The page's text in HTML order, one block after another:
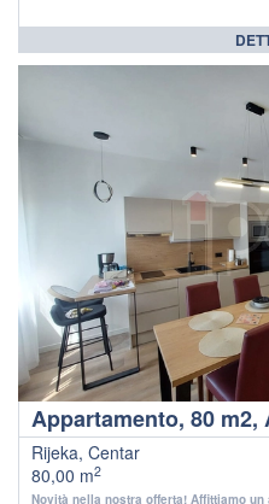
Appartamento, 80
Rijeka, Centar
80,00 m2
Novità nella nostra offerta! Affittiamo